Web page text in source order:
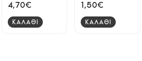
4,70€
ΚΑΛΑΘΙ
1,50€
ΚΑΛΑΘΙ